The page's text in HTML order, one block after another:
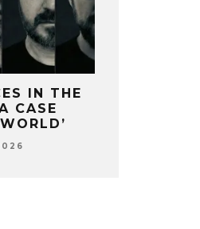
OZUNA Y OMAR
ENCIENDEN EL